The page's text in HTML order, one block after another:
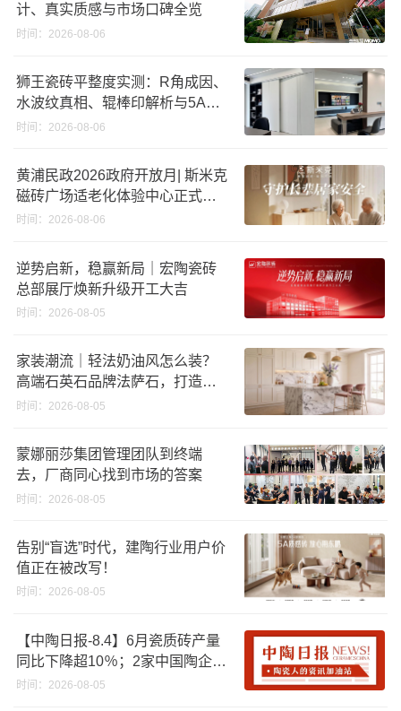
计、真实质感与市场口碑全览
时间：2026-08-06
狮王瓷砖平整度实测：R角成因、
水波纹真相、辊棒印解析与5A标
准选购指南
时间：2026-08-06
黄浦民政2026政府开放月| 斯米克
磁砖广场适老化体验中心正式亮
相
时间：2026-08-06
逆势启新，稳赢新局｜宏陶瓷砖
总部展厅焕新升级开工大吉
时间：2026-08-05
家装潮流｜轻法奶油风怎么装？
高端石英石品牌法萨石，打造质
感橱柜台面
时间：2026-08-05
蒙娜丽莎集团管理团队到终端
去，厂商同心找到市场的答案
时间：2026-08-05
告别“盲选”时代，建陶行业用户价
值正在被改写！
时间：2026-08-05
【中陶日报-8.4】6月瓷质砖产量
同比下降超10％；2家中国陶企亮
相马来西亚ARCHIDEX 2026石材
时间：2026-08-05